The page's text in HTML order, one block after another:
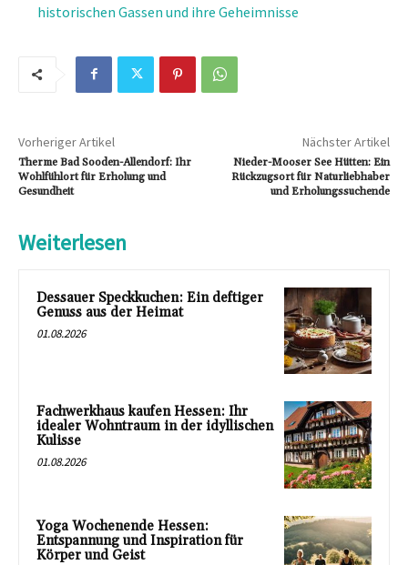
historischen Gassen und ihre Geheimnisse
Vorheriger Artikel
Therme Bad Sooden-Allendorf: Ihr
Wohlfühlort für Erholung und
Gesundheit
Nächster Artikel
Nieder-Mooser See Hütten: Ein
Rückzugsort für Naturliebhaber
und Erholungssuchende
Weiterlesen
Dessauer Speckkuchen: Ein deftiger
Genuss aus der Heimat
01.08.2026
Fachwerkhaus kaufen Hessen: Ihr
idealer Wohntraum in der idyllischen
Kulisse
01.08.2026
Yoga Wochenende Hessen:
Entspannung und Inspiration für
Körper und Geist